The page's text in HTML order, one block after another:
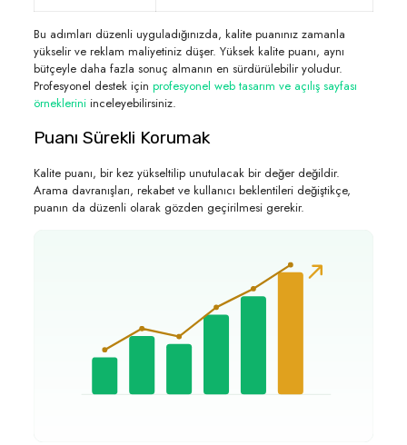
Bu adımları düzenli uyguladığınızda, kalite puanınız zamanla
yükselir ve reklam maliyetiniz düşer. Yüksek kalite puanı, aynı
bütçeyle daha fazla sonuç almanın en sürdürülebilir yoludur.
Profesyonel destek için profesyonel web tasarım ve açılış sayfası
örnekleriniinceleyebilirsiniz.
Puanı Sürekli Korumak
Kalite puanı, bir kez yükseltilip unutulacak bir değer değildir.
Arama davranışları, rekabet ve kullanıcı beklentileri değiştikçe,
puanın da düzenli olarak gözden geçirilmesi gerekir.